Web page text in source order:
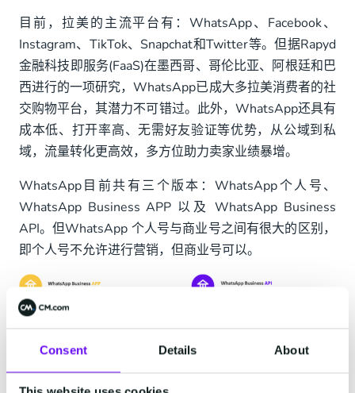
Consent Details About
目前，拉美的主流平台有：WhatsApp、Facebook、
Instagram、TikTok、Snapchat和Twitter等。但据Rapyd
金融科技即服务(FaaS)在墨西哥、哥伦比亚、阿根廷和巴
西进行的一项研究，WhatsApp已成大多拉美消费者的社
交购物平台，其潜力不可错过。此外，WhatsApp还具有
成本低、打开率高、无需好友验证等优势，从公域到私
域，流量转化更高效，多方位助力卖家业绩暴增。
WhatsApp目前共有三个版本：WhatsApp个人号、
WhatsApp Business APP 以及 WhatsApp Business
API。但WhatsApp 个人号与商业号之间有很大的区别，
即个人号不允许进行营销，但商业号可以。